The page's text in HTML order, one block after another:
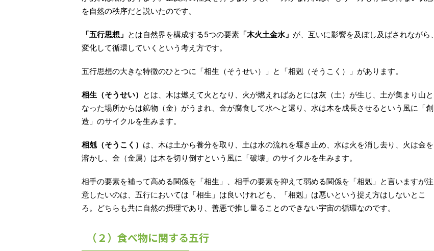
を自然の秩序だと説いたのです。
「五行思想」 とは自然界を構成する5つの要素 「木火土金水」 が、互いに影響を及ぼし及ばされながら、
変化して循環していくという考え方です。
五行思想の大きな特徴のひとつに「相生（そうせい）」と「相剋（そうこく）」があります。
相生（そうせい） とは、木は燃えて火となり、火が燃えればあとには灰（土）が生じ、土が集まり山と
なった場所からは鉱物（金）がうまれ、金が腐食して水へと還り、水は木を成長させるという風に「創
造」のサイクルを生みます。
相剋（そうこく） は、木は土から養分を取り、土は水の流れを堰き止め、水は火を消し去り、火は金を
溶かし、金（金属）は木を切り倒すという風に「破壊」のサイクルを生みます。
相手の要素を補って高める関係を「相生」、相手の要素を抑えて弱める関係を「相剋」と言いますが注
意したいのは、五行においては「相生」は良いけれども、「相剋」は悪いという捉え方はしないとこ
ろ。どちらも共に自然の摂理であり、善悪で推し量ることのできない宇宙の循環なのです。
（２）食べ物に関する五行